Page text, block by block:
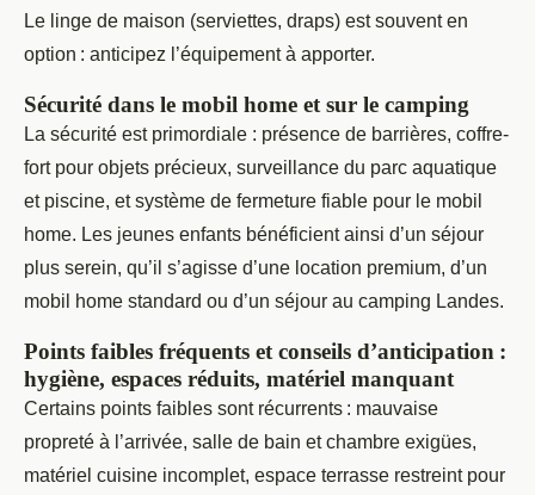
Le linge de maison (serviettes, draps) est souvent en
option : anticipez l’équipement à apporter.
Sécurité dans le mobil home et sur le camping
La sécurité est primordiale : présence de barrières, coffre-
fort pour objets précieux, surveillance du parc aquatique
et piscine, et système de fermeture fiable pour le mobil
home. Les jeunes enfants bénéficient ainsi d’un séjour
plus serein, qu’il s’agisse d’une location premium, d’un
mobil home standard ou d’un séjour au camping Landes.
Points faibles fréquents et conseils d’anticipation :
hygiène, espaces réduits, matériel manquant
Certains points faibles sont récurrents : mauvaise
propreté à l’arrivée, salle de bain et chambre exigües,
matériel cuisine incomplet, espace terrasse restreint pour